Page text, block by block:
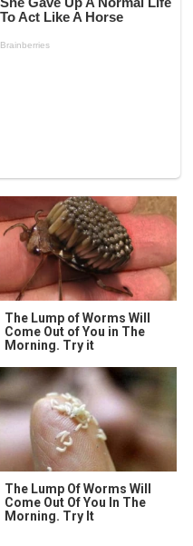
The Lump of Worms Will
Come Out of You in The
Morning. Try it
The Lump Of Worms Will
Come Out Of You In The
Morning. Try It